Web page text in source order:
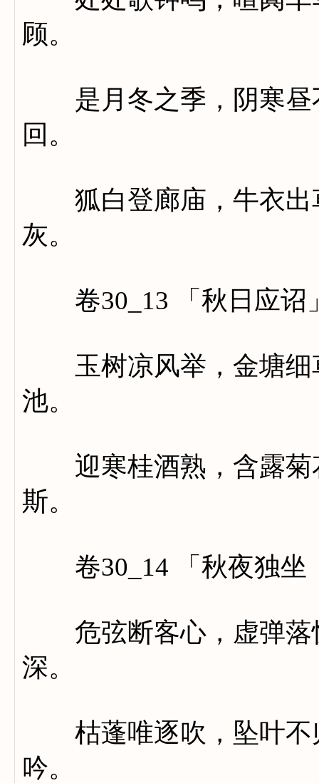
顾。
是月冬之季，阴寒昼
回。
狐白登廊庙，牛衣出
灰。
卷30_13 「秋日应诏
玉树凉风举，金塘细
池。
迎寒桂酒熟，含露菊
斯。
卷30_14 「秋夜独坐
危弦断客心，虚弹落
深。
枯蓬唯逐吹，坠叶不
吟。